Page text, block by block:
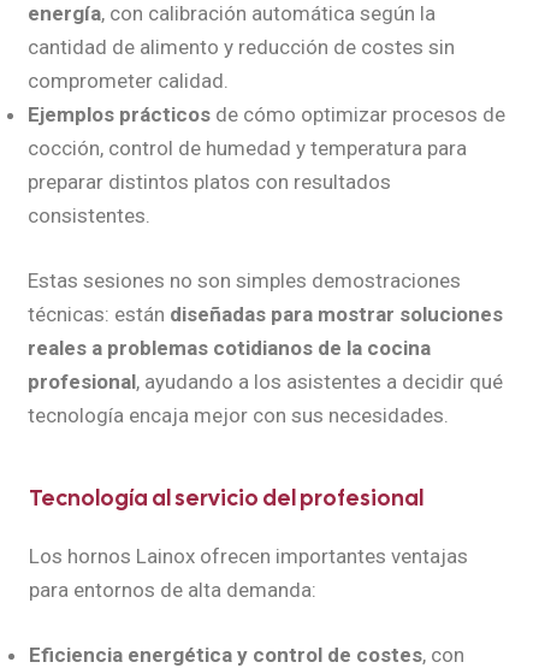
energía, con calibración automática según la
cantidad de alimento y reducción de costes sin
comprometer calidad.
Ejemplos prácticosde cómo optimizar procesos de
cocción, control de humedad y temperatura para
preparar distintos platos con resultados
consistentes.
Estas sesiones no son simples demostraciones
técnicas: están diseñadas para mostrar soluciones
reales a problemas cotidianos de la cocina
profesional, ayudando a los asistentes a decidir qué
tecnología encaja mejor con sus necesidades.
Tecnología al servicio del profesional
Los hornos Lainox ofrecen importantes ventajas
para entornos de alta demanda:
Eficiencia energética y control de costes, con